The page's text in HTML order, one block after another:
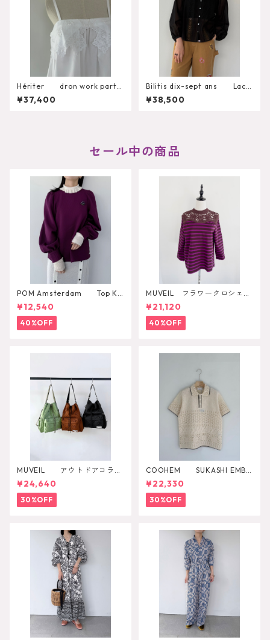
Hériter dron work parts
camisole H0-00-3092
¥37,400
Bilitis dix-sept ans Lace
+Tuck Blouse 2911-959
¥38,500
セール中の商品
POM Amsterdam Top Ka
e Pulm
¥12,540
40%OFF
MUVEIL フラワークロシェカ
ットソー
¥21,120
40%OFF
MUVEIL アウトドアコラボ
2WAYリュック
¥24,640
30%OFF
COOHEM SUKASHI EMBO
SSED KNIT PULLOVER
¥22,330
30%OFF